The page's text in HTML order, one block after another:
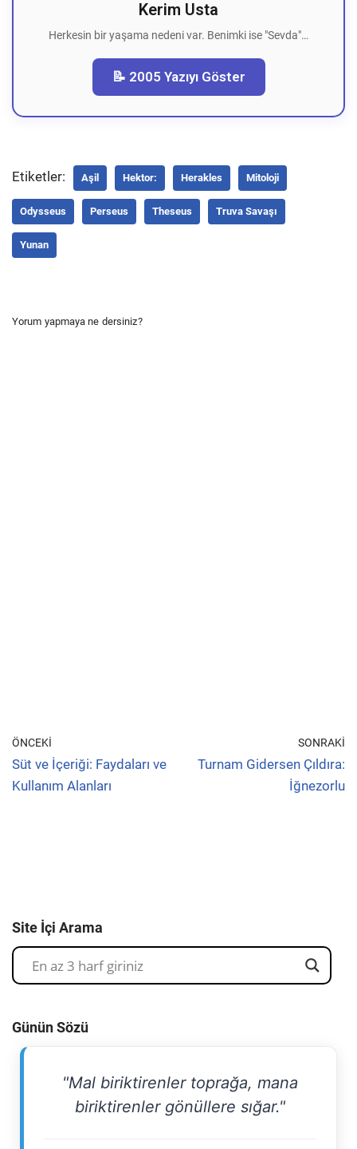
Kerim Usta
Herkesin bir yaşama nedeni var. Benimki ise "Sevda"…
📝 2005 Yazıyı Göster
Etiketler: Aşil Hektor: Herakles Mitoloji
Odysseus Perseus Theseus Truva Savaşı
Yunan
Yorum yapmaya ne dersiniz?
ÖNCEKI
Süt ve İçeriği: Faydaları ve
Kullanım Alanları
SONRAKI
Turnam Gidersen Çıldıra:
İğnezorlu
Site İçi Arama
Günün Sözü
"Mal biriktirenler toprağa, mana
biriktirenler gönüllere sığar."